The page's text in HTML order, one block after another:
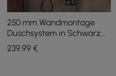
250 mm Wandmontage
Duschsystem in Schwarz
2-Funktionen mit
Handbrause
239,99 €